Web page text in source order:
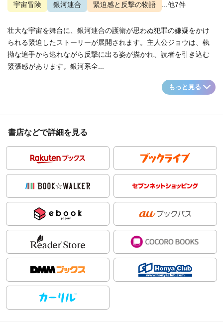
宇宙冒険 銀河連合 緊迫感と反撃の物語 ...他7件
壮大な宇宙を舞台に、銀河連合の護衛が思わぬ犯罪の嫌疑をかけ
られる緊迫したストーリーが展開されます。主人公ジョウは、執
拗な追手から逃れながら反撃に出る姿が描かれ、読者を引き込む
緊張感があります。銀河系全...
もっと見る
書店などで詳細を見る